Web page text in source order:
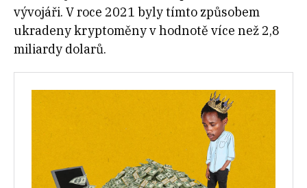
vývojáři. V roce 2021 byly tímto způsobem
ukradeny kryptoměny v hodnotě více než 2,8
miliardy dolarů.